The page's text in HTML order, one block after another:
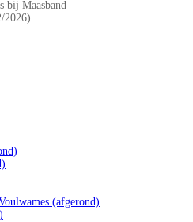
2026)
(afgerond)